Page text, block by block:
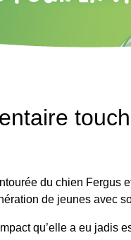
du chien Fergus
de jeunes avec
qu’elle a eu jadis